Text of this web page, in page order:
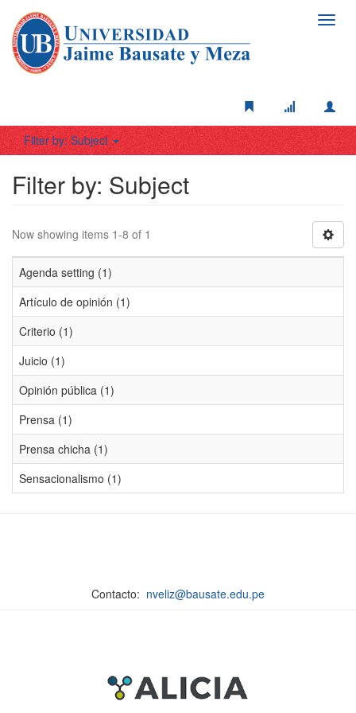
Filter by: Subject
Filter by: Subject
Now showing items 1-8 of 1
Agenda setting (1)
Artículo de opinión (1)
Criterio (1)
Juicio (1)
Opinión pública (1)
Prensa (1)
Prensa chicha (1)
Sensacionalismo (1)
Contacto: nveliz@bausate.edu.pe